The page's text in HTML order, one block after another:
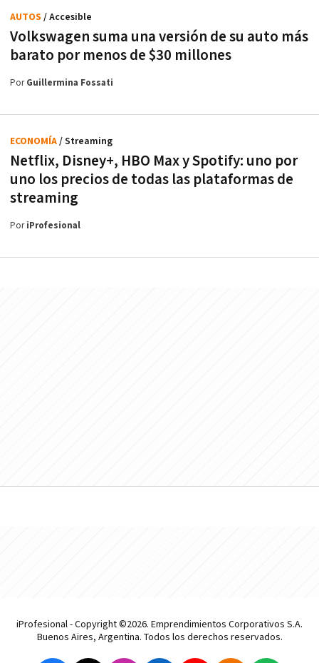
Volkswagen suma una versión de su auto más
barato por menos de $30 millones
AUTOS / Accesible
PorGuillermina Fossati
Netflix, Disney+, HBO Max y Spotify: uno por
uno los precios de todas las plataformas de
streaming
ECONOMÍA/ Streaming
PoriProfesional
iProfesional - Copyright ©2026. Emprendimientos Corporativos S.A.
Buenos Aires, Argentina. Todos los derechos reservados.